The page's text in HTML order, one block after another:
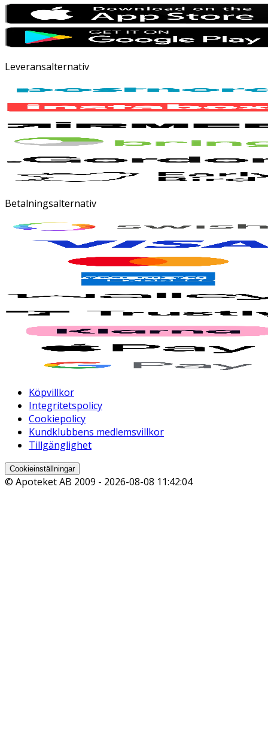
Leveransalternativ
Betalningsalternativ
Köpvillkor
Integritetspolicy
Cookiepolicy
Kundklubbens medlemsvillkor
Tillgänglighet
Cookieinställningar
© Apoteket AB 2009 - 2026-08-08 11:42:04